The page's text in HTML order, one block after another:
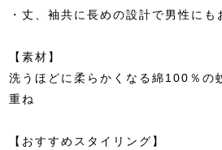
・丈、袖共に長めの設計で男性にも
【素材】
洗うほどに柔らかくなる綿100％の
重ね
【おすすめスタイリング】